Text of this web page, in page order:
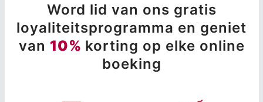
Word lid van ons gratis
loyaliteitsprogramma en geniet
van 10% korting op elke online
boeking